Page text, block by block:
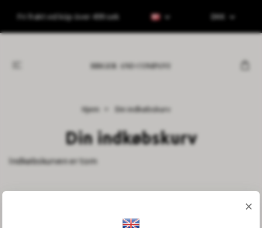
Fri frakt vid köp över 499 sek DKK
Hjem Din indkøbskurv
Din indkøbskurv
Indkøbskurven er tom
Prenumerera på våra nyhetsbrev!
×